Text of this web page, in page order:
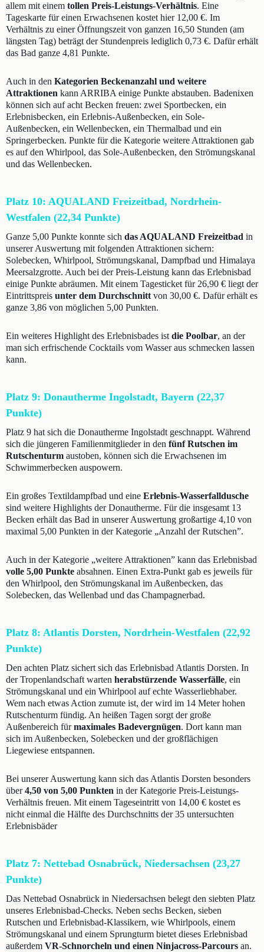
allem mit einem tollen Preis-Leistungs-Verhältnis. Eine
Tageskarte für einen Erwachsenen kostet hier 12,00 €. Im
Verhältnis zu einer Öffnungszeit von ganzen 16,50 Stunden (am
längsten Tag) beträgt der Stundenpreis lediglich 0,73 €. Dafür erhält
das Bad ganze 4,81 Punkte.
Auch in den Kategorien Beckenanzahl und weitere
Attraktionen kann ARRIBA einige Punkte abstauben. Badenixen
können sich auf acht Becken freuen: zwei Sportbecken, ein
Erlebnisbecken, ein Erlebnis-Außenbecken, ein Sole-
Außenbecken, ein Wellenbecken, ein Thermalbad und ein
Springerbecken. Punkte für die Kategorie weitere Attraktionen gab
es auf den Whirlpool, das Sole-Außenbecken, den Strömungskanal
und das Wellenbecken.
Platz 10: AQUALAND Freizeitbad, Nordrhein-
Westfalen (22,34 Punkte)
Ganze 5,00 Punkte konnte sich das AQUALAND Freizeitbad in
unserer Auswertung mit folgenden Attraktionen sichern:
Solebecken, Whirlpool, Strömungskanal, Dampfbad und Himalaya
Meersalzgrotte. Auch bei der Preis-Leistung kann das Erlebnisbad
einige Punkte abräumen. Mit einem Tagesticket für 26,90 € liegt der
Eintrittspreis unter dem Durchschnitt von 30,00 €. Dafür erhält es
ganze 3,86 von möglichen 5,00 Punkten.
Ein weiteres Highlight des Erlebnisbades ist die Poolbar, an der
man sich erfrischende Cocktails vom Wasser aus schmecken lassen
kann.
Platz 9: Donautherme Ingolstadt, Bayern (22,37
Punkte)
Platz 9 hat sich die Donautherme Ingolstadt geschnappt. Während
sich die jüngeren Familienmitglieder in den fünf Rutschen im
Rutschenturm austoben, können sich die Erwachsenen im
Schwimmerbecken auspowern.
Ein großes Textildampfbad und eine Erlebnis-Wasserfalldusche
sind weitere Highlights der Donautherme. Für die insgesamt 13
Becken erhält das Bad in unserer Auswertung großartige 4,10 von
maximal 5,00 Punkten in der Kategorie „Anzahl der Rutschen”.
Auch in der Kategorie „weitere Attraktionen” kann das Erlebnisbad
volle 5,00 Punkte absahnen. Einen Extra-Punkt gab es jeweils für
den Whirlpool, den Strömungskanal im Außenbecken, das
Solebecken, das Wellenbad und das Champagnerbad.
Platz 8: Atlantis Dorsten, Nordrhein-Westfalen (22,92
Punkte)
Den achten Platz sichert sich das Erlebnisbad Atlantis Dorsten. In
der Tropenlandschaft warten herabstürzende Wasserfälle, ein
Strömungskanal und ein Whirlpool auf echte Wasserliebhaber.
Wem nach etwas Action zumute ist, der wird im 14 Meter hohen
Rutschenturm fündig. An heißen Tagen sorgt der große
Außenbereich fürmaximales Badevergnügen. Dort kann man
sich im Außenbecken, Solebecken und der großflächigen
Liegewiese entspannen.
Bei unserer Auswertung kann sich das Atlantis Dorsten besonders
über4,50 von 5,00 Punkten in der Kategorie Preis-Leistungs-
Verhältnis freuen. Mit einem Tageseintritt von 14,00 € kostet es
nicht einmal die Hälfte des Durchschnitts der 35 untersuchten
Erlebnisbäder
Platz 7: Nettebad Osnabrück, Niedersachsen (23,27
Punkte)
Das Nettebad Osnabrück in Niedersachsen belegt den siebten Platz
unseres Erlebnisbad-Checks. Neben sechs Becken, sieben
Rutschen und Erlebnisbad-Klassikern, wie Whirlpools, einem
Strömungskanal und einem Sprungturm bietet dieses Erlebnisbad
außerdem VR-Schnorcheln und einen Ninjacross-Parcours an.